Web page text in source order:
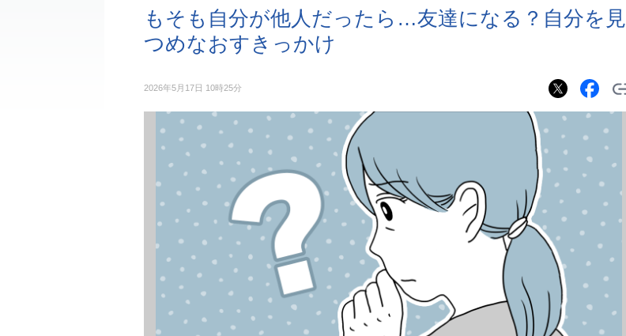
もそも自分が他人だったら…友達になる？自分を見
つめなおすきっかけ
2026年5月17日 10時25分